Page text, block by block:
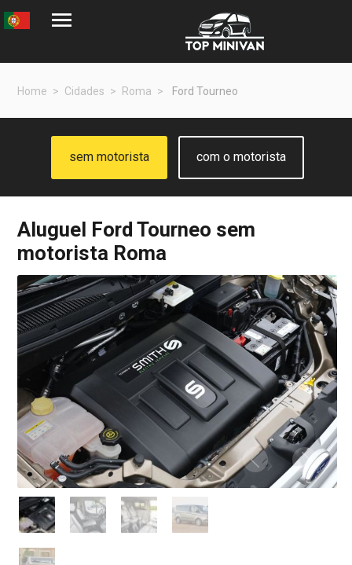
Home Cidades Roma Ford Tourneo
sem motorista com o motorista
Aluguel Ford Tourneo sem
motorista Roma